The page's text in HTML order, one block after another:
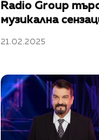
Radio Group
музикална
21.02.2025